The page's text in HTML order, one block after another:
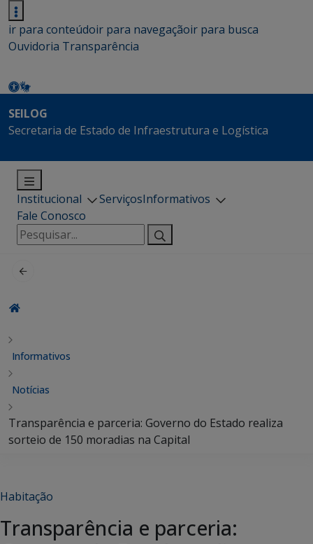
ir para conteúdoir para navegaçãoir para busca
Ouvidoria Transparência
SEILOG
Secretaria de Estado de Infraestrutura e Logística
Institucional ServiçosInformativos
Fale Conosco
Pesquisar
por:
Informativos
Notícias
Transparência e parceria: Governo do Estado realiza
sorteio de 150 moradias na Capital
Habitação
Transparência e parceria: